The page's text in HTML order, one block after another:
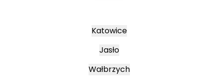
Katowice
Jasło
Wałbrzych